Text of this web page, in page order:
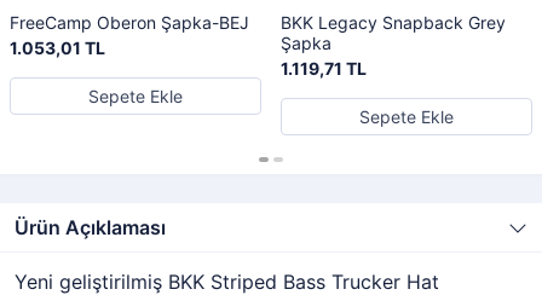
FreeCamp Oberon Şapka-BEJ
1.053,01 TL
Sepete Ekle
BKK Legacy Snapback Grey
Şapka
1.119,71 TL
Sepete Ekle
Ürün Açıklaması
Yeni geliştirilmiş BKK Striped Bass Trucker Hat